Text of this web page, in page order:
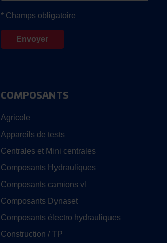
* Champs obligatoire
COMPOSANTS
Agricole
Appareils de tests
Centrales et Mini centrales
Composants Hydrauliques
Composants camions vl
Composants Dynaset
Composants électro hydrauliques
Construction / TP